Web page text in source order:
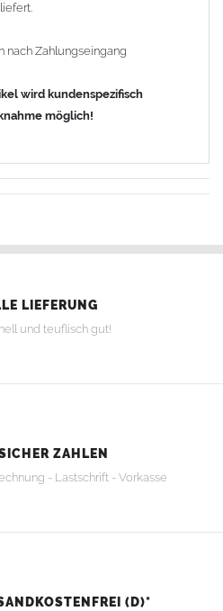
nach Zahlungseingang
wird kundenspezifisch
möglich!
LIEFERUNG
und teuflisch gut!
ZAHLEN
- Lastschrift - Vorkasse
(D)*